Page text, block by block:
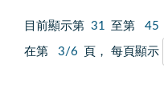
目前顯示第 31 至第 45
在第 3/6 頁， 每頁顯示